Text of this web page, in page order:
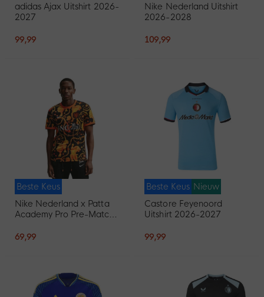
adidas Ajax Uitshirt 2026-
2027
99,99
Nike Nederland Uitshirt
2026-2028
109,99
Beste Keus
Nike Nederland x Patta
Academy Pro Pre-Match
69,99
Beste Keus Nieuw
Castore Feyenoord
Uitshirt 2026-2027
99,99